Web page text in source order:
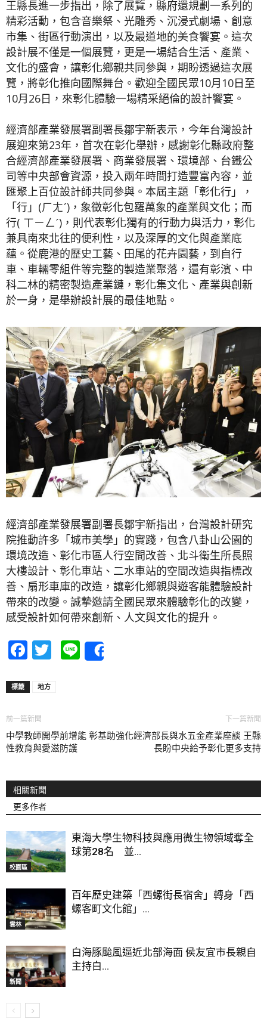
王縣長進一步指出，除了展覽，縣府還規劃一系列的
精彩活動，包含音樂祭、光雕秀、沉浸式劇場、創意
市集、街區行動演出，以及最道地的美食饗宴。這次
設計展不僅是一個展覽，更是一場結合生活、產業、
文化的盛會，讓彰化鄉親共同參與，期盼透過這次展
覽，將彰化推向國際舞台。歡迎全國民眾10月10日至
10月26日，來彰化體驗一場精采絕倫的設計饗宴。
經濟部產業發展署副署長鄒宇新表示，今年台灣設計
展迎來第23年，首次在彰化舉辦，感謝彰化縣政府整
合經濟部產業發展署、商業發展署、環境部、台鐵公
司等中央部會資源，投入兩年時間打造豐富內容，並
匯聚上百位設計師共同參與。本屆主題「彰化行」，
「行」(ㄏㄤˊ)，象徵彰化包羅萬象的產業與文化；而
行( ㄒㄧㄥˊ)，則代表彰化獨有的行動力與活力，彰化
兼具南來北往的便利性，以及深厚的文化與產業底
蘊。從鹿港的歷史工藝、田尾的花卉園藝，到自行
車、車輛零組件等完整的製造業聚落，還有彰濱、中
科二林的精密製造產業鏈，彰化集文化、產業與創新
於一身，是舉辦設計展的最佳地點。
經濟部產業發展署副署長鄒宇新指出，台灣設計研究
院推動許多「城市美學」的實踐，包含八卦山公園的
環境改造、彰化市區人行空間改善、北斗衛生所長照
大樓設計、彰化車站、二水車站的空間改造與指標改
善、扇形車庫的改造，讓彰化鄉親與遊客能體驗設計
帶來的改變。誠摯邀請全國民眾來體驗彰化的改變，
感受設計如何帶來創新、人文與文化的提升。
Facebook
Twitter
Line
標籤 地方
前一篇新聞
中學教師開學前增能 彰基助強化
性教育與愛滋防護
下一篇新聞
經濟部長與水五金產業座談 王縣
長盼中央給予彰化更多支持
相關新聞
更多作者
校園區
東海大學生物科技與應用微生物領域奪全
球第28名 並...
雲林
百年歷史建築「西螺街長宿舍」轉身「西
螺客町文化館」...
新聞
白海豚颱風逼近北部海面 侯友宜市長親自
主持白...